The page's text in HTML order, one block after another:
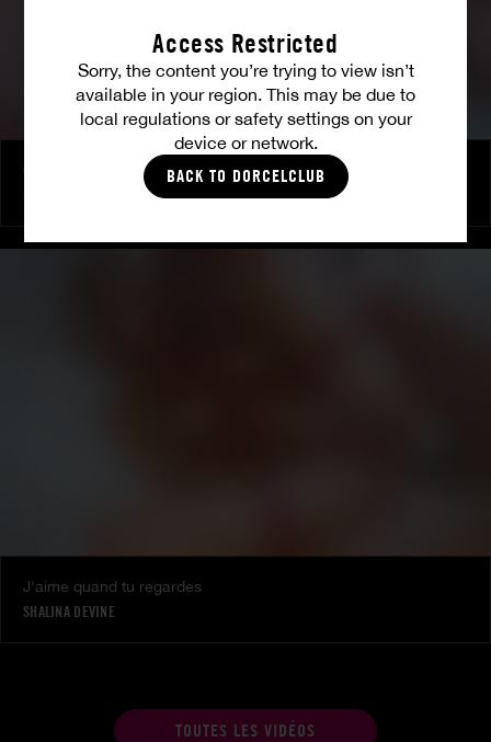
Access Restricted
Sorry, the content you’re trying to view isn’t
available in your region. This may be due to
local regulations or safety settings on your
device or network.
BACK TO DORCELCLUB
J'aime quand tu regardes
SHALINA DEVINE
TOUTES LES VIDÉOS